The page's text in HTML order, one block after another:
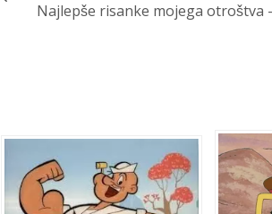
Najlepše risanke mojega otroštva